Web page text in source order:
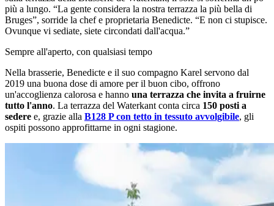
più a lungo. “La gente considera la nostra terrazza la più bella di
Bruges”, sorride la chef e proprietaria Benedicte. “E non ci stupisce.
Ovunque vi sediate, siete circondati dall'acqua.”
Sempre all'aperto, con qualsiasi tempo
Nella brasserie, Benedicte e il suo compagno Karel servono dal
2019 una buona dose di amore per il buon cibo, offrono
un'accoglienza calorosa e hanno una terrazza che invita a fruirne
tutto l'anno. La terrazza del Waterkant conta circa 150 posti a
sedere e, grazie alla B128 P con tetto in tessuto avvolgibile, gli
ospiti possono approfittarne in ogni stagione.